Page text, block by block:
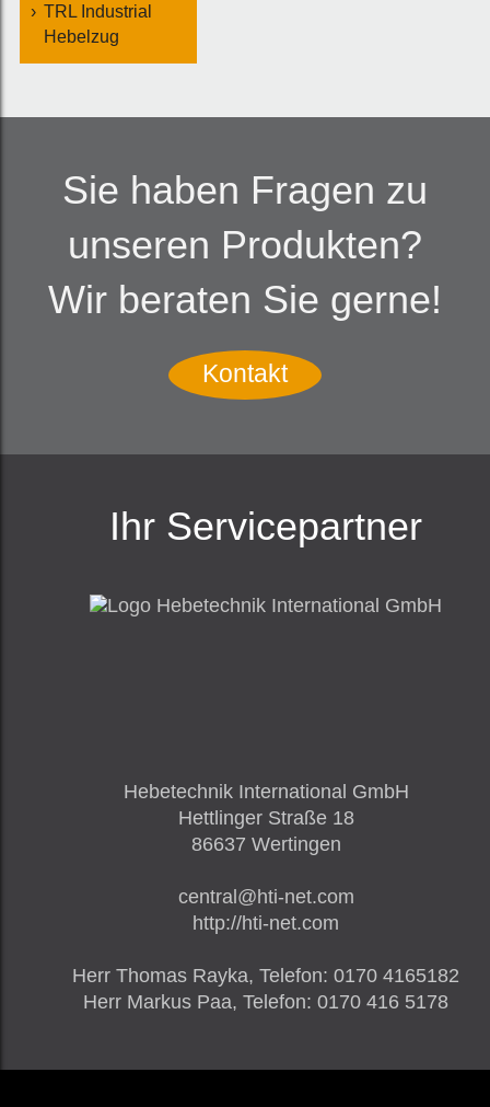
TRL Industrial
Hebelzug
Sie haben Fragen zu
unseren Produkten?
Wir beraten Sie gerne!
Kontakt
Ihr Servicepartner
Hebetechnik International GmbH
Hettlinger Straße 18
86637 Wertingen
central@hti-net.com
http://hti-net.com
Herr Thomas Rayka, Telefon: 0170 4165182
Herr Markus Paa, Telefon: 0170 416 5178